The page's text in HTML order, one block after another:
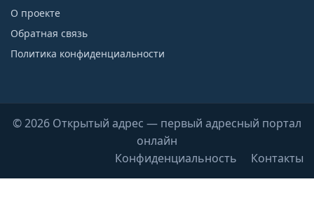
О проекте
Обратная связь
Политика конфиденциальности
© 2026 Открытый адрес — первый адресный портал
онлайн
Конфиденциальность
Контакты